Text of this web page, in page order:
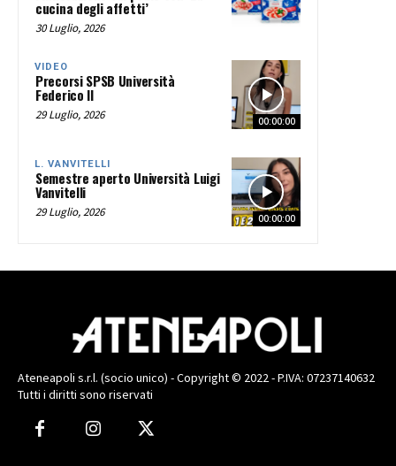
cucina degli affetti’
30 Luglio, 2026
00:00:00
VIDEO
Precorsi SPSB Università
Federico II
29 Luglio, 2026
00:00:00
L. VANVITELLI
Semestre aperto Università Luigi
Vanvitelli
29 Luglio, 2026
Ateneapoli s.r.l. (socio unico) - Copyright © 2022 - P.IVA: 07237140632
Tutti i diritti sono riservati